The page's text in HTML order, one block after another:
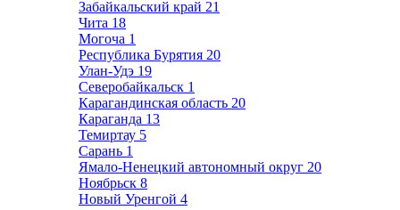
Забайкальский край 21
Чита 18
Могоча 1
Республика Бурятия 20
Улан-Удэ 19
Северобайкальск 1
Карагандинская область 20
Караганда 13
Темиртау 5
Сарань 1
Ямало-Ненецкий автономный округ 20
Ноябрьск 8
Новый Уренгой 4